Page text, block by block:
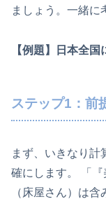
ましょう。一緒に
【例題】日本全
ステップ1：前
まず、いきなり計
確にします。 「
（床屋さん）は